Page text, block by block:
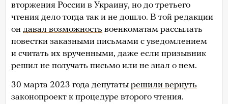
вторжения России в Украину, но до третьего
чтения дело тогда так и не дошло. В той редакции
он давал возможность военкоматам рассылать
повестки заказными письмами с уведомлением
и считать их врученными, даже если призывник
решил не получать письмо или не знал о нем.
30 марта 2023 года депутаты решили вернуть
законопроект к процедуре второго чтения.